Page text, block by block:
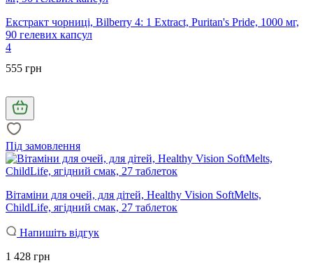
Екстракт чорниці, Bilberry 4: 1 Extract, Puritan's Pride, 1000 мг,
90 гелевих капсул
4
555 грн
Під замовлення
Вітаміни для очей, для дітей, Healthy Vision SoftMelts,
ChildLife, ягідний смак, 27 таблеток
Напишіть відгук
1 428 грн